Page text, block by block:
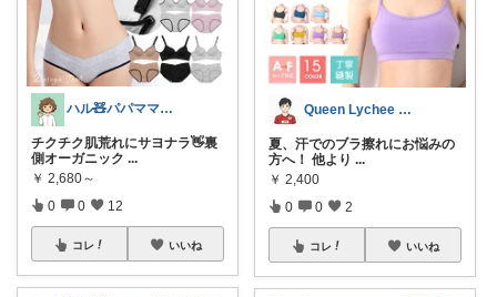
ハル🧸パパママ厳選/育児/雑貨
チクチク肌荒れにサヨナラ👋裏
側オーガニック ...
￥ 2,680～
0 0 12
コレ いいね
Queen Lychee ウォーキング
夏、汗でのブラ擦れにお悩みの
方へ！ 他より ...
￥ 2,400
0 0 2
コレ いいね